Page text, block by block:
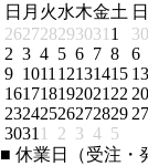
日 月 火水木金土
262728293031 1
2 3 4 5 6 7 8
9 1011 12131415
161718192021 22
23242526272829
3031 1 2 3 4 5
日
30
6
13
20
27
■ 休業日（受注・